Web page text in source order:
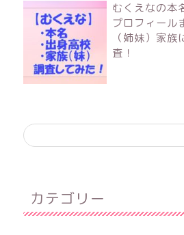
むくえなの本
プロフィール
（姉妹）家
査！
カテゴリー